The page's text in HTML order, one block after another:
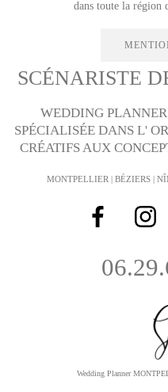
dans toute la région
SCÉNARISTE
WEDDING PLANNER
SPÉCIALISÉE DANS L'
CRÉATIFS AUX
MONTPELLIER | BÉZIERS |
Wedding Planner